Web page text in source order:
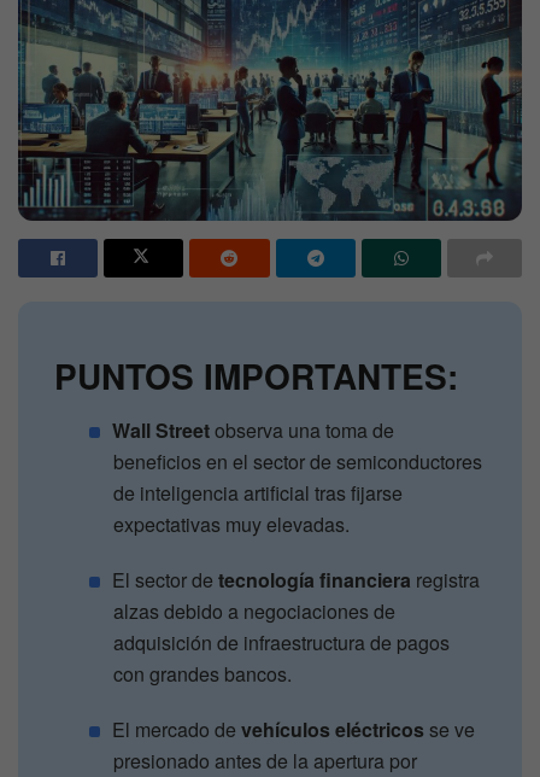
PUNTOS IMPORTANTES:
Wall Streetobserva una toma de
beneficios en el sector de semiconductores
de inteligencia artificial tras fijarse
expectativas muy elevadas.
El sector detecnología financiera registra
alzas debido a negociaciones de
adquisición de infraestructura de pagos
con grandes bancos.
El mercado devehículos eléctricos se ve
presionado antes de la apertura por